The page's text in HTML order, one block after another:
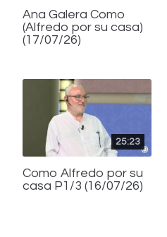
Ana Galera Como
(Alfredo por su casa)
(17/07/26)
25:23
Como Alfredo por su
casa P1/3 (16/07/26)